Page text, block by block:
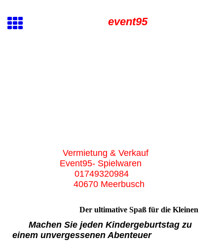
event95
Vermietung & Verkauf
Event95- Spielwaren
01749320984
40670 Meerbusch
Der ultimative Spaß für die Kleinen
Machen Sie jeden Kindergeburtstag zu
einem unvergessenen Abenteuer